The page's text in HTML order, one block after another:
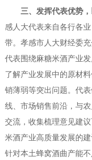
三、发挥代表优势
感人大代表来自各行各
带。孝感市人大财经委
代表围绕麻糖米酒产业
了解产业发展中的原材
销薄弱等突出问题。代
线、市场销售前沿，与
交流，收集梳理意见建
米酒产业高质量发展的
针对本土蜂窝酒曲产能